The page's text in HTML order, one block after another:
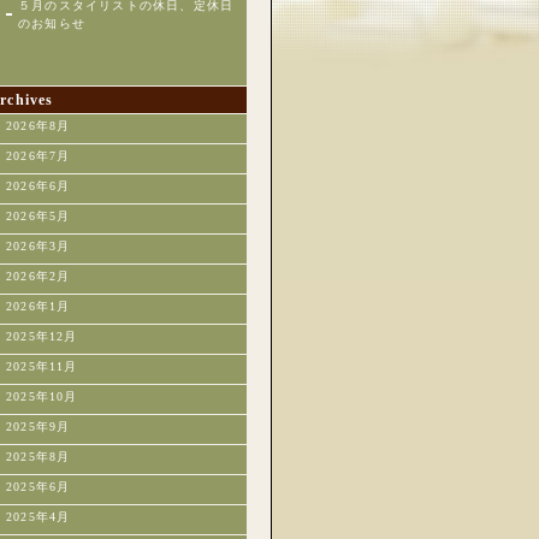
５月のスタイリストの休日、定休日
のお知らせ
2026年8月
2026年7月
2026年6月
2026年5月
2026年3月
2026年2月
2026年1月
2025年12月
2025年11月
2025年10月
2025年9月
2025年8月
2025年6月
2025年4月